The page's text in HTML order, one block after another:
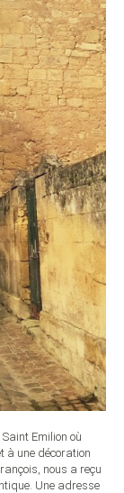
Emilion où
à une décoration
nous a reçu
Une adresse